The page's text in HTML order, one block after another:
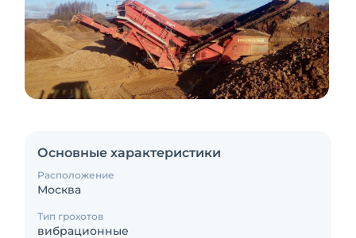
Основные характеристики
Расположение
Москва
Тип грохотов
вибрационные